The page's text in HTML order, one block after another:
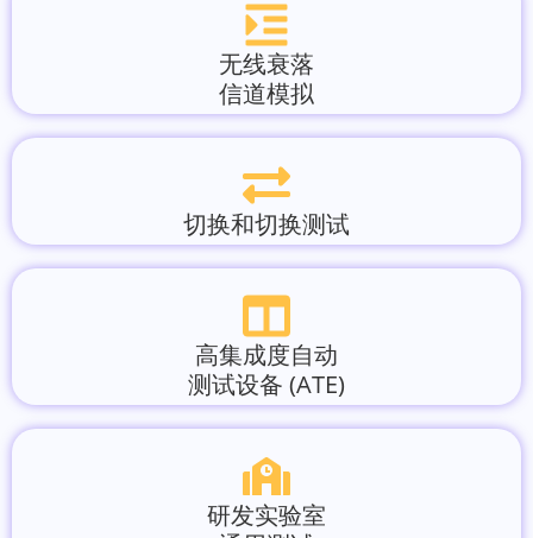
无线衰落
信道模拟
切换和切换测试
高集成度自动
测试设备 (ATE)
研发实验室